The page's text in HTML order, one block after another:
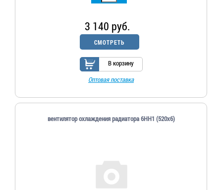
3 140 руб.
СМОТРЕТЬ
В корзину
Оптовая поставка
вентилятор охлаждения радиатора 6HH1 (520х6)